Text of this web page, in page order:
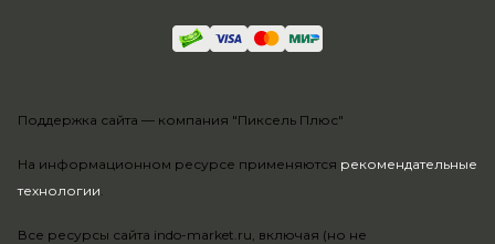
На информационном ресурсе применяются рекомендательные
технологии.
Все ресурсы сайта indo-market.ru, включая (но не
Поддержка сайта — компания "Пиксель Плюс"